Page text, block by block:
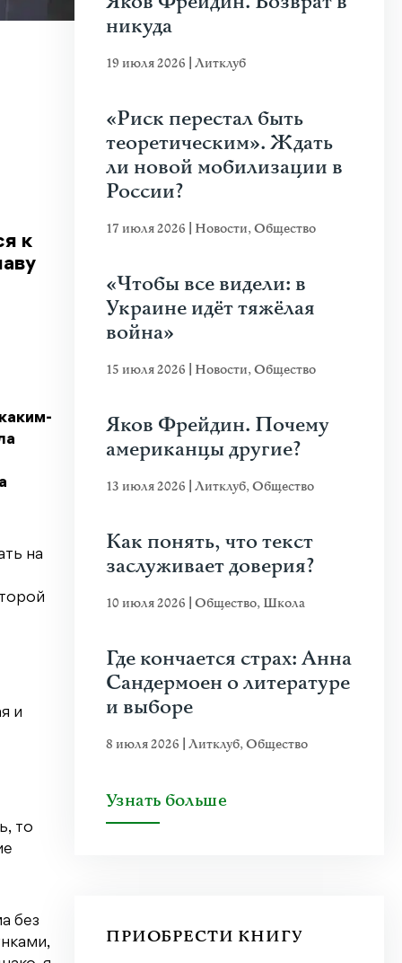
к
на
и
то
без
никуда
19 июля 2026 Литклуб
«Риск перестал быть
теоретическим». Ждать
ли новой мобилизации в
России?
17 июля 2026 Новости,Общество
«Чтобы все видели: в
Украине идёт тяжёлая
война»
15 июля 2026 Новости,Общество
Яков Фрейдин. Почему
американцы другие?
13 июля 2026 Литклуб,Общество
Как понять, что текст
заслуживает доверия?
10 июля 2026 Общество, Школа
Где кончается страх: Анна
Сандермоен о литературе
и выборе
8 июля 2026 Литклуб,Общество
Узнать больше
ПРИОБРЕСТИ КНИГУ